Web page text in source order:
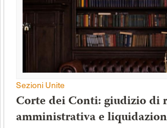
Sezioni Unite
Corte dei Conti: giudizio di
amministrativa e